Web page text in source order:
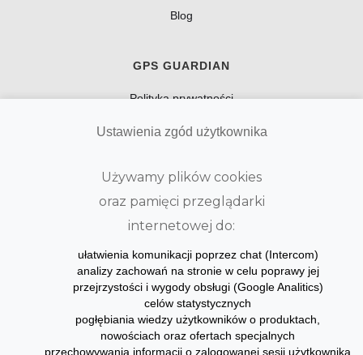
Blog
GPS GUARDIAN
Polityka prywatności
Regulamin
O nas
Kariera
BLOG
Aktualności
Ustawienia zgód użytkownika
Używamy plików cookies
oraz pamięci przeglądarki
internetowej do:
ułatwienia komunikacji poprzez chat (Intercom)
analizy zachowań na stronie w celu poprawy jej
przejrzystości i wygody obsługi (Google Analitics)
celów statystycznych
pogłębiania wiedzy użytkowników o produktach,
nowościach oraz ofertach specjalnych
przechowywania informacji o zalogowanej sesji użytkownika